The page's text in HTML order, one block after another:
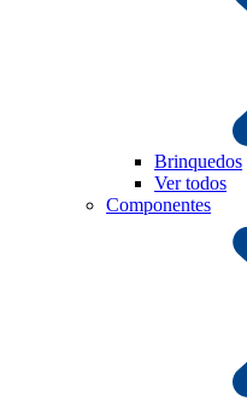
Brinquedos
Ver todos
Componentes